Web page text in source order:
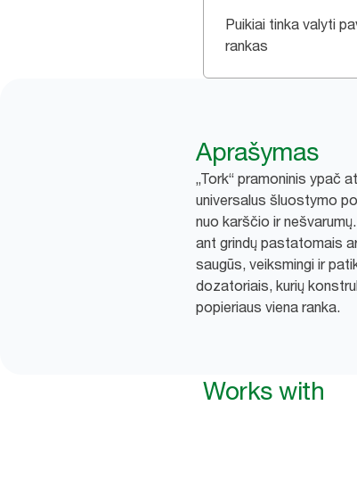
Puikiai tinka valyti
rankas
Aprašymas
„Tork“ pramoninis ypač
universalus šluostymo
nuo karščio ir
ant grindų pastatomais
saugūs, veiksmingi ir
dozatoriais, kurių
popieriaus viena ranka.
Works with